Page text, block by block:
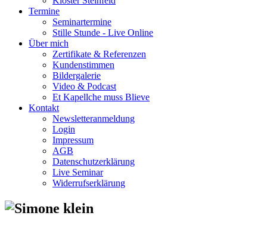
Termine
Seminartermine
Stille Stunde - Live Online
Über mich
Zertifikate & Referenzen
Kundenstimmen
Bildergalerie
Video & Podcast
Et Kapellche muss Blieve
Kontakt
Newsletteranmeldung
Login
Impressum
AGB
Datenschutzerklärung
Live Seminar
Widerrufserklärung